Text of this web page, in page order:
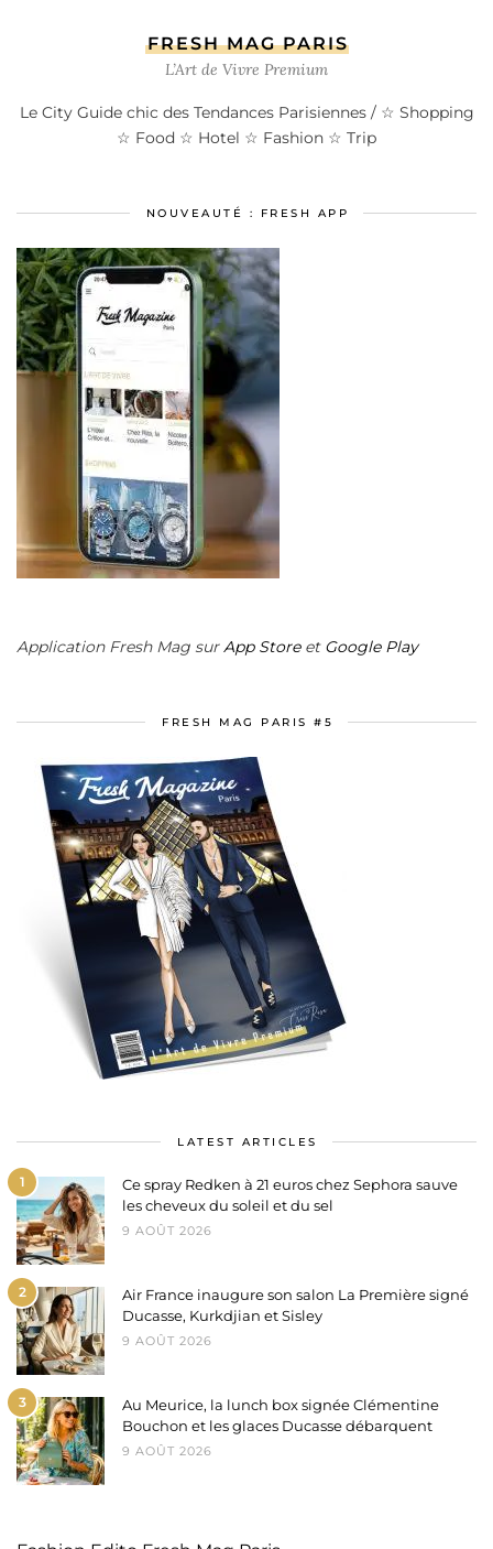
FRESH MAG PARIS
L’Art de Vivre Premium
Le City Guide chic des Tendances Parisiennes / ☆ Shopping
☆ Food ☆ Hotel ☆ Fashion ☆ Trip
NOUVEAUTÉ : FRESH APP
Application Fresh Mag surApp Storeet Google Play
FRESH MAG PARIS #5
LATEST ARTICLES
1
Ce spray Redken à 21 euros chez Sephora sauve
les cheveux du soleil et du sel
9 AOÛT 2026
2
Air France inaugure son salon La Première signé
Ducasse, Kurkdjian et Sisley
9 AOÛT 2026
3
Au Meurice, la lunch box signée Clémentine
Bouchon et les glaces Ducasse débarquent
9 AOÛT 2026